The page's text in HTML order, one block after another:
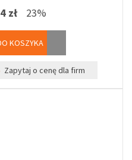
zł 23%
KOSZYKA
Zapytaj o cenę dla firm